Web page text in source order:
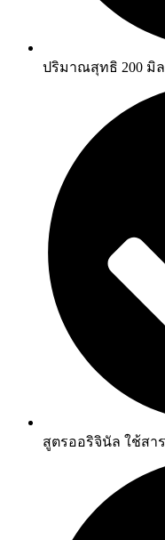
ปริมาณสุทธิ 200 มิ
สูตรออริจินัล ใช้สา